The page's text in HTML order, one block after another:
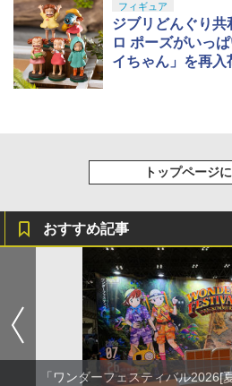
フィギュア
ジブリどんぐり共
ロ ポーズがいっ
イちゃん」を再入
トップページ
おすすめ記事
「ワンダーフェスティバル2026[